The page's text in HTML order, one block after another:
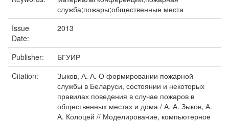
служба;пожары;общественные места
Issue
Date:
2013
Publisher:
БГУИР
Citation:
Зыков, А. А. О формировании пожарной
службы в Беларуси, состоянии и некоторых
правилах поведения в случае пожаров в
общественных местах и дома / А. А. Зыков, А.
А. Колоцей // Моделирование, компьютерное